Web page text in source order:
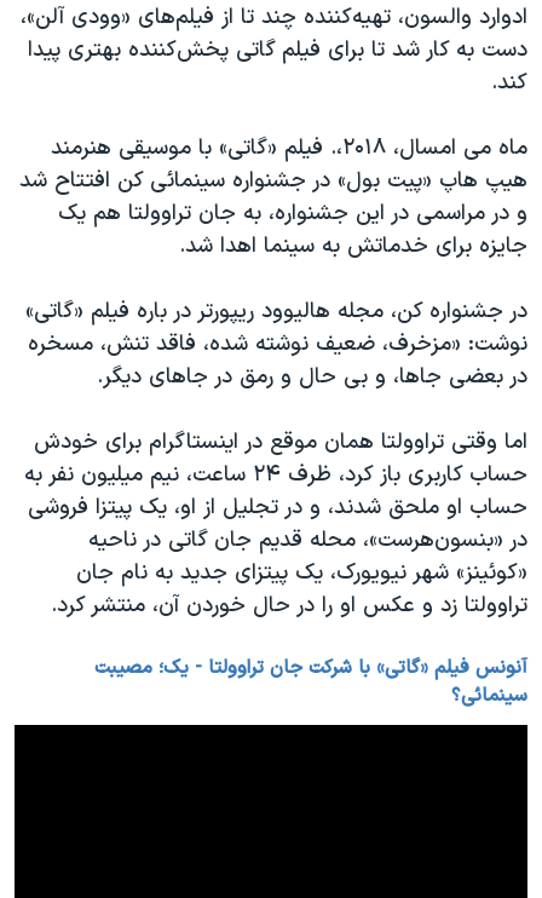
ادوارد والسون، تهیه‌کننده چند تا از فیلم‌های «وودی آلن»،
دست به کار شد تا برای فیلم گاتی پخش‌کننده بهتری پیدا
کند.
ماه می امسال، ۲۰۱۸،. فیلم «گاتی» با موسیقی هنرمند
هیپ هاپ «پیت بول»‌ در جشنواره سینمائی کن افتتاح شد
و در مراسمی در این جشنواره، به جان تراوولتا هم یک
جایزه برای خدماتش به سینما اهدا شد.
در جشنواره کن،‌ مجله هالیوود ریپورتر در باره فیلم «گاتی»
نوشت: «مزخرف، ضعیف نوشته شده، فاقد تنش، مسخره
در بعضی‌ جاها، و بی حال و رمق در جاهای دیگر.
اما وقتی تراوولتا همان موقع در اینستاگرام برای خودش
حساب کاربری باز کرد، ظرف ۲۴ ساعت، نیم میلیون نفر به
حساب او ملحق شدند،‌ و در تجلیل از او، یک پیتزا فروشی
در «بنسون‌هرست»، محله قدیم جان گاتی در ناحیه
«کوئینز» شهر نیویورک، یک پیتزای جدید به نام جان
تراوولتا زد و عکس او را در حال خوردن آن، منتشر کرد.
آنونس فیلم «گاتی» با شرکت جان تراوولتا - یک؛ مصیبت
سینمائی؟